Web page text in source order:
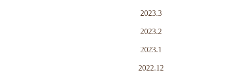
2023.3
2023.2
2023.1
2022.12